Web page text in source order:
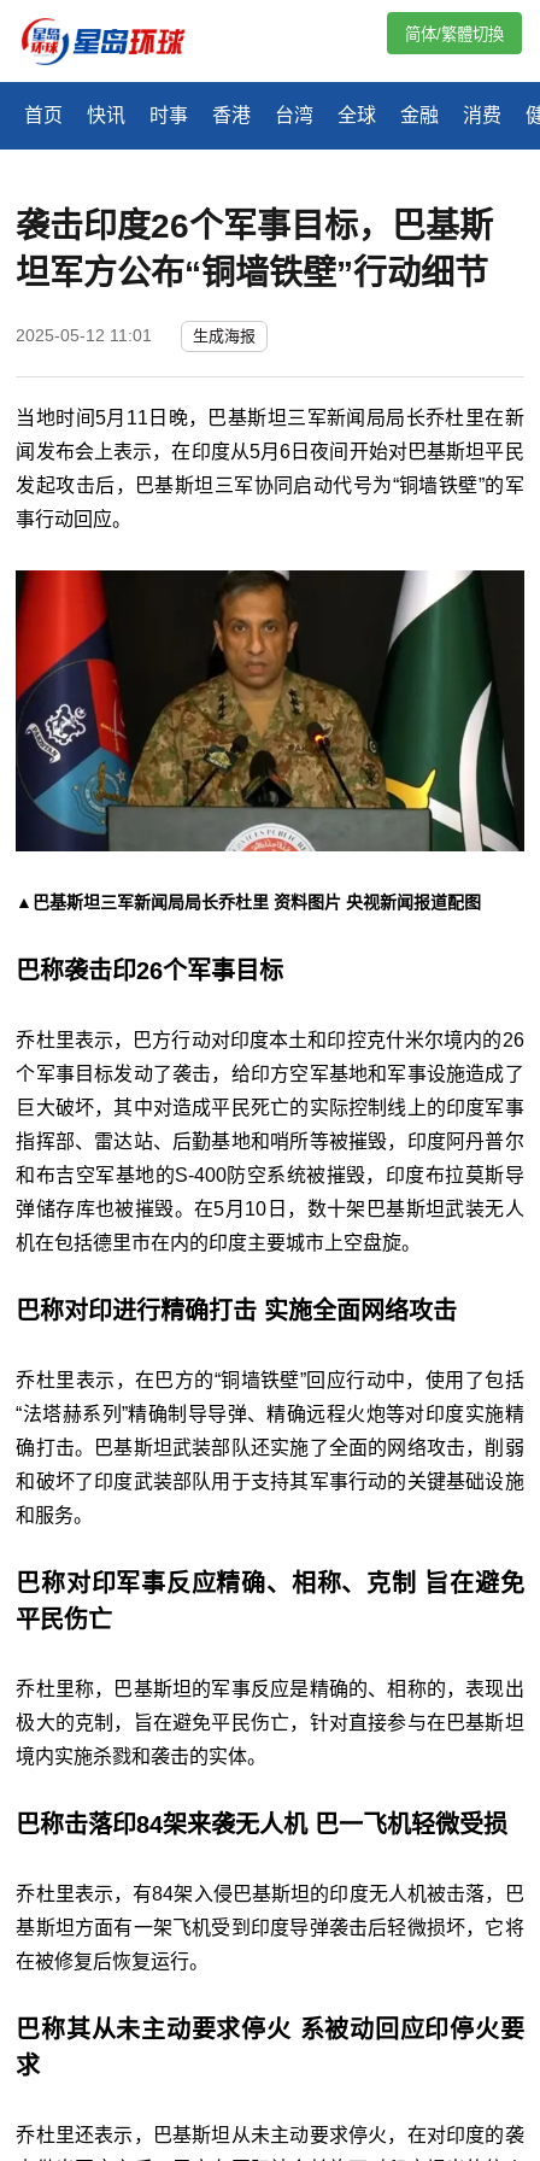
首页 快讯 时事 香港 台湾 全球 金融 消费
简体/繁體切換
袭击印度26个军事目标，巴基斯
坦军方公布“铜墙铁壁”行动细节
2025-05-12 11:01 生成海报
当地时间5月11日晚，巴基斯坦三军新闻局局长乔杜里在新
闻发布会上表示，在印度从5月6日夜间开始对巴基斯坦平民
发起攻击后，巴基斯坦三军协同启动代号为“铜墙铁壁”的军
事行动回应。
▲巴基斯坦三军新闻局局长乔杜里 资料图片 央视新闻报道配图
巴称袭击印26个军事目标
乔杜里表示，巴方行动对印度本土和印控克什米尔境内的26
个军事目标发动了袭击，给印方空军基地和军事设施造成了
巨大破坏，其中对造成平民死亡的实际控制线上的印度军事
指挥部、雷达站、后勤基地和哨所等被摧毁，印度阿丹普尔
和布吉空军基地的S-400防空系统被摧毁，印度布拉莫斯导
弹储存库也被摧毁。在5月10日，数十架巴基斯坦武装无人
机在包括德里市在内的印度主要城市上空盘旋。
巴称对印进行精确打击 实施全面网络攻击
乔杜里表示，在巴方的“铜墙铁壁”回应行动中，使用了包括
“法塔赫系列”精确制导导弹、精确远程火炮等对印度实施精
确打击。巴基斯坦武装部队还实施了全面的网络攻击，削弱
和破坏了印度武装部队用于支持其军事行动的关键基础设施
和服务。
巴称对印军事反应精确、相称、克制 旨在避免
平民伤亡
乔杜里称，巴基斯坦的军事反应是精确的、相称的，表现出
极大的克制，旨在避免平民伤亡，针对直接参与在巴基斯坦
境内实施杀戮和袭击的实体。
巴称击落印84架来袭无人机 巴一飞机轻微受损
乔杜里表示，有84架入侵巴基斯坦的印度无人机被击落，巴
基斯坦方面有一架飞机受到印度导弹袭击后轻微损坏，它将
在被修复后恢复运行。
巴称其从未主动要求停火 系被动回应印停火要
求
乔杜里还表示，巴基斯坦从未主动要求停火，在对印度的袭